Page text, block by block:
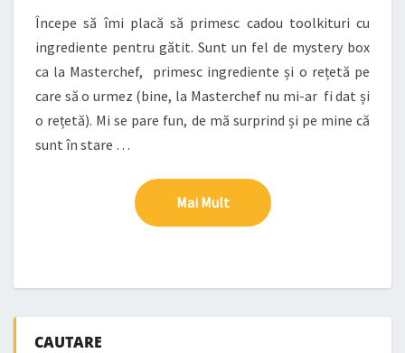
Începe să îmi placă să primesc cadou toolkituri cu
ingrediente pentru gătit. Sunt un fel de mystery box
ca la Masterchef, primesc ingrediente și o rețetă pe
care să o urmez (bine, la Masterchef nu mi-ar fi dat și
o rețetă). Mi se pare fun, de mă surprind și pe mine că
sunt în stare …
Mai MultMai Mult
CAUTARE